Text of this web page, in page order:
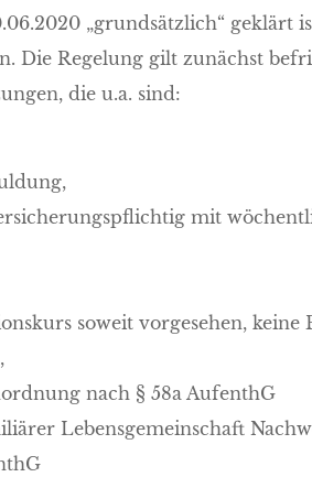
„grundsätzlich“ geklärt
Die Regelung gilt zunächst
die u.a. sind:
mit
soweit vorgesehen, keine
nach § 58a AufenthG
Lebensgemeinschaft